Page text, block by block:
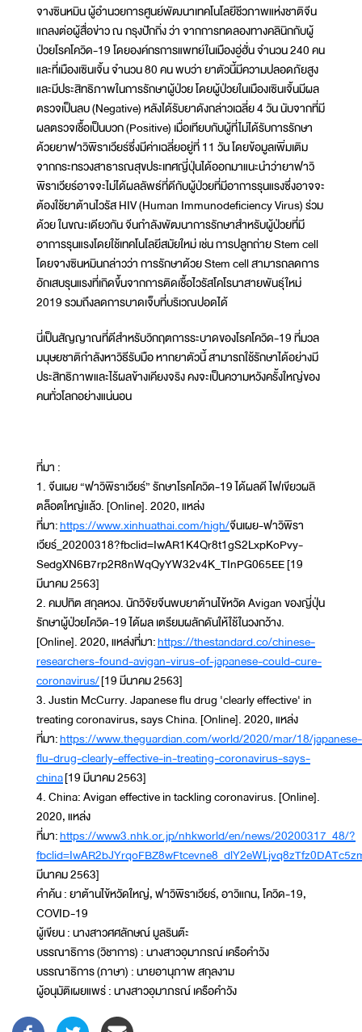
จางซินหมิน ผู้อำนวยการศูนย์พัฒนาเทคโนโลยีชีวภาพแห่งชาติจีน
แถลงต่อผู้สื่อข่าว ณ กรุงปักกิ่ง ว่า จากการทดลองทางคลินิกกับผู้
ป่วยโรคโควิด-19 โดยองค์กรการแพทย์ในเมืองอู่ฮั่น จำนวน 240 คน
และที่เมืองเซินเจิ้น จำนวน 80 คน พบว่า ยาตัวนี้มีความปลอดภัยสูง
และมีประสิทธิภาพในการรักษาผู้ป่วย โดยผู้ป่วยในเมืองเซินเจิ้นมีผล
ตรวจเป็นลบ (Negative) หลังได้รับยาดังกล่าวเฉลี่ย 4 วัน นับจากที่มี
ผลตรวจเชื้อเป็นบวก (Positive) เมื่อเทียบกับผู้ที่ไม่ได้รับการรักษา
ด้วยยาฟาวิพิราเวียร์ซึ่งมีค่าเฉลี่ยอยู่ที่ 11 วัน โดยข้อมูลเพิ่มเติม
จากกระทรวงสาธารณสุขประเทศญี่ปุ่นได้ออกมาแนะนำว่ายาฟาวิ
พิราเวียร์อาจจะไม่ได้ผลลัพธ์ที่ดีกับผู้ป่วยที่มีอาการรุนแรงซึ่งอาจจะ
ต้องใช้ยาต้านไวรัส HIV (Human Immunodeficiency Virus) ร่วม
ด้วย ในขณะเดียวกัน จีนกำลังพัฒนาการรักษาสำหรับผู้ป่วยที่มี
อาการรุนแรงโดยใช้เทคโนโลยีสมัยใหม่ เช่น การปลูกถ่าย Stem cell
โดยจางซินหมินกล่าวว่า การรักษาด้วย Stem cell สามารถลดการ
อักเสบรุนแรงที่เกิดขึ้นจากการติดเชื้อไวรัสโคโรนาสายพันธุ์ใหม่
2019 รวมถึงลดการบาดเจ็บที่บริเวณปอดได้
นี่เป็นสัญญาณที่ดีสำหรับวิกฤตการระบาดของโรคโควิด-19 ที่มวล
มนุษยชาติกำลังหาวิธีรับมือ หากยาตัวนี้ สามารถใช้รักษาได้อย่างมี
ประสิทธิภาพและไร้ผลข้างเคียงจริง คงจะเป็นความหวังครั้งใหญ่ของ
คนทั่วโลกอย่างแน่นอน
ที่มา :
1. จีนเผย “ฟาวิพิราเวียร์” รักษาโรคโควิด-19 ได้ผลดี ไฟเขียวผลิ
ตล็อตใหญ่แล้ว. [Online]. 2020, แหล่ง
ที่มา:https://www.xinhuathai.com/high/จีนเผย-ฟาวิพิรา
เวียร์_20200318?fbclid=IwAR1K4Qr8t1gS2LxpKoPvy-
SedgXN6B7rp2R8nWqQyYW32v4K_TInPG065EE [19
มีนาคม 2563]
2. คมปทิต สกุลหวง. นักวิจัยจีนพบยาต้านไข้หวัด Avigan ของญี่ปุ่น
รักษาผู้ป่วยโควิด-19 ได้ผล เตรียมผลักดันให้ใช้ในวงกว้าง.
[Online]. 2020, แหล่งที่มา:https://thestandard.co/chinese-
researchers-found-avigan-virus-of-japanese-could-cure-
coronavirus/[19 มีนาคม 2563]
3. Justin McCurry. Japanese flu drug 'clearly effective' in
treating coronavirus, says China. [Online]. 2020, แหล่ง
ที่มา:https://www.theguardian.com/world/2020/mar/18/japanese-
flu-drug-clearly-effective-in-treating-coronavirus-says-
china[19 มีนาคม 2563]
4. China: Avigan effective in tackling coronavirus. [Online].
2020, แหล่ง
ที่มา:https://www3.nhk.or.jp/nhkworld/en/news/20200317_48/?
มีนาคม 2563]
คำค้น : ยาต้านไข้หวัดใหญ่, ฟาวิพิราเวียร์, อาวิแกน, โควิด-19,
COVID-19
ผู้เขียน : นางสาวศศลักษณ์ มูลรินต๊ะ
บรรณาธิการ (วิชาการ) : นางสาวอุมาภรณ์ เครือคำวัง
บรรณาธิการ (ภาษา) : นายอานุภาพ สกุลงาม
ผู้อนุมัติเผยแพร่ : นางสาวอุมาภรณ์ เครือคำวัง